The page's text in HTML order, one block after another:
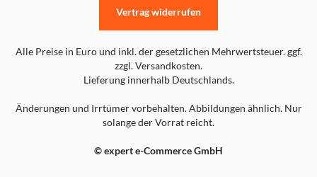
Alle Preise in Euro und inkl. der gesetzlichen Mehrwertsteuer. ggf.
zzgl. Versandkosten.
Lieferung innerhalb Deutschlands.
Änderungen und Irrtümer vorbehalten. Abbildungen ähnlich. Nur
solange der Vorrat reicht.
© expert e-Commerce GmbH
Vertrag widerrufen